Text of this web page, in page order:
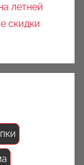
летней
скидки